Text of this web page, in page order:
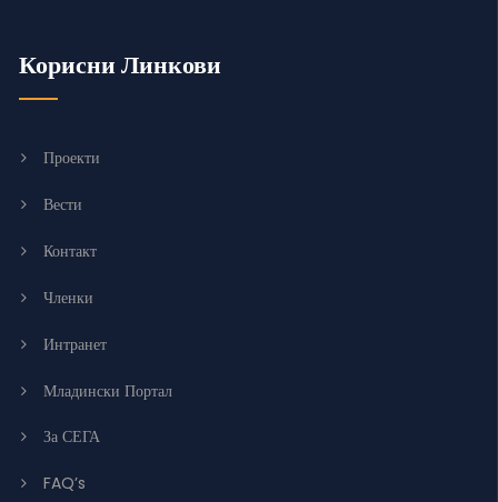
Корисни Линкови
Проекти
Вести
Контакт
Членки
Интранет
Младински Портал
За СЕГА
FAQ’s